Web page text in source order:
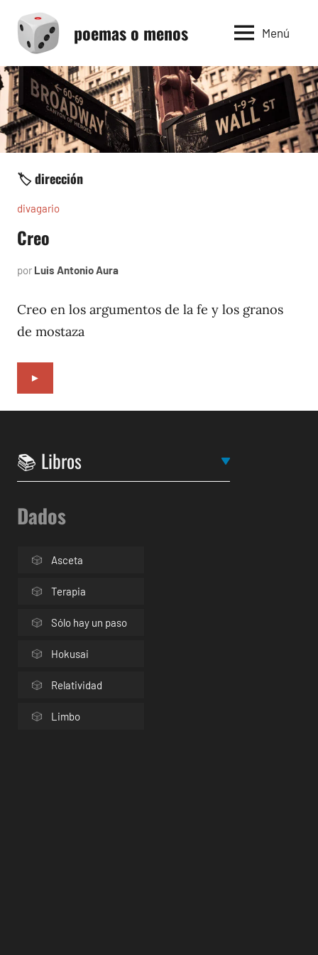
contenido
poemas o menos Menú
🏷️ dirección
divagario
Creo
por Luis Antonio Aura
1996
Creo en los argumentos de la fe y los granos
de mostaza
►
Dados
Asceta
Terapia
Sólo hay un paso
Hokusai
Relatividad
Limbo